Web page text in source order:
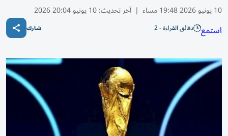
10 يونيو 2026 19:48 مساء | آخر تحديث:10 يونيو 20:04 2026
استمع دقائق القراءة - 2 شارك